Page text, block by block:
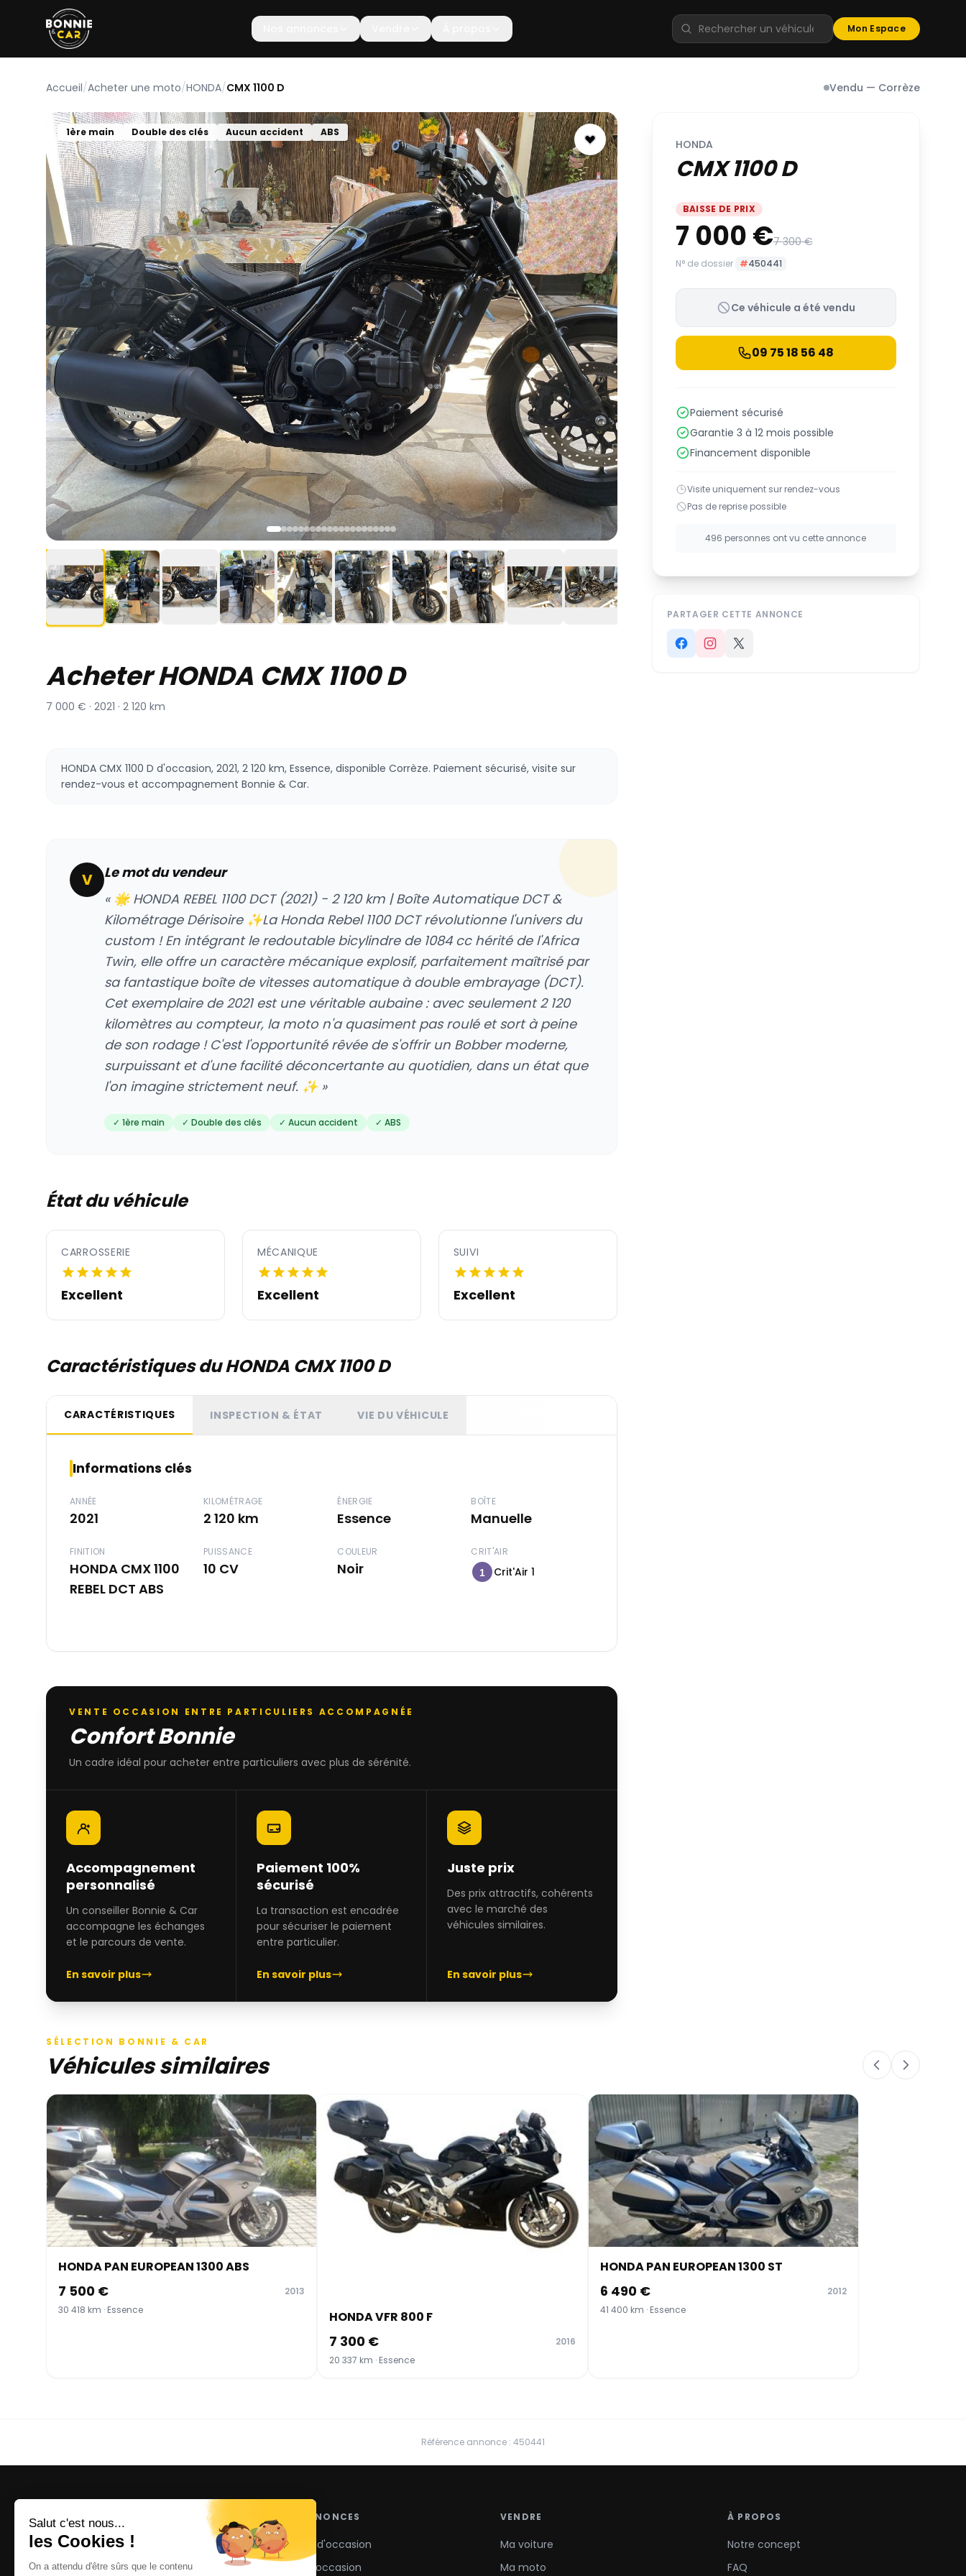
Mon Espace
Accueil/Acheter une moto/HONDA/CMX 1100 D Vendu — Corrèze
1ère main Double des clés Aucun accident ABS
Acheter HONDA CMX 1100 D
7 000 € · 2021 · 2 120 km
HONDA CMX 1100 D d'occasion, 2021, 2 120 km, Essence, disponible Corrèze. Paiement sécurisé, visite sur
rendez-vous et accompagnement Bonnie & Car.
V
Le mot du vendeur
« 🌟 HONDA REBEL 1100 DCT (2021) - 2 120 km | Boîte Automatique DCT &
Kilométrage Dérisoire ✨La Honda Rebel 1100 DCT révolutionne l'univers du
custom ! En intégrant le redoutable bicylindre de 1084 cc hérité de l'Africa
Twin, elle offre un caractère mécanique explosif, parfaitement maîtrisé par
sa fantastique boîte de vitesses automatique à double embrayage (DCT).
Cet exemplaire de 2021 est une véritable aubaine : avec seulement 2 120
kilomètres au compteur, la moto n'a quasiment pas roulé et sort à peine
de son rodage ! C'est l'opportunité rêvée de s'offrir un Bobber moderne,
surpuissant et d'une facilité déconcertante au quotidien, dans un état que
l'on imagine strictement neuf. ✨ »
✓ 1ère main ✓ Double des clés ✓ Aucun accident ✓ ABS
État du véhicule
CARROSSERIE
Excellent
MÉCANIQUE
Excellent
SUIVI
Excellent
Caractéristiques du HONDA CMX 1100 D
CARACTÉRISTIQUES INSPECTION & ÉTAT VIE DU VÉHICULE
Informations clés
ANNÉE
2021
KILOMÉTRAGE
2 120 km
ÉNERGIE
Essence
BOÎTE
Manuelle
FINITION
HONDA CMX 1100
REBEL DCT ABS
PUISSANCE
10 CV
COULEUR
Noir
CRIT'AIR
1 Crit'Air 1
VENTE OCCASION ENTRE PARTICULIERS ACCOMPAGNÉE
Confort Bonnie
Un cadre idéal pour acheter entre particuliers avec plus de sérénité.
Accompagnement
personnalisé
Un conseiller Bonnie & Car
accompagne les échanges
et le parcours de vente.
En savoir plus
Paiement 100%
sécurisé
La transaction est encadrée
pour sécuriser le paiement
entre particulier.
En savoir plus
Juste prix
Des prix attractifs, cohérents
avec le marché des
véhicules similaires.
En savoir plus
HONDA
CMX 1100 D
BAISSE DE PRIX
7 000 €7 300 €
N° de dossier #450441
Ce véhicule a été vendu
09 75 18 56 48
Paiement sécurisé
Garantie 3 à 12 mois possible
Financement disponible
Visite uniquement sur rendez-vous
Pas de reprise possible
496 personnes ont vu cette annonce
PARTAGER CETTE ANNONCE
SÉLECTION BONNIE & CAR
Véhicules similaires
HONDA PAN EUROPEAN 1300 ABS
7 500 €
2013
30 418 km · Essence
HONDA VFR 800 F
7 300 €
2016
20 337 km · Essence
HONDA PAN EUROPEAN 1300 ST
6 490 €
2012
41 400 km · Essence
Référence annonce : 450441
NOS ANNONCES
Voitures d'occasion
Motos d'occasion
VENDRE
Ma voiture
Ma moto
À PROPOS
Notre concept
FAQ